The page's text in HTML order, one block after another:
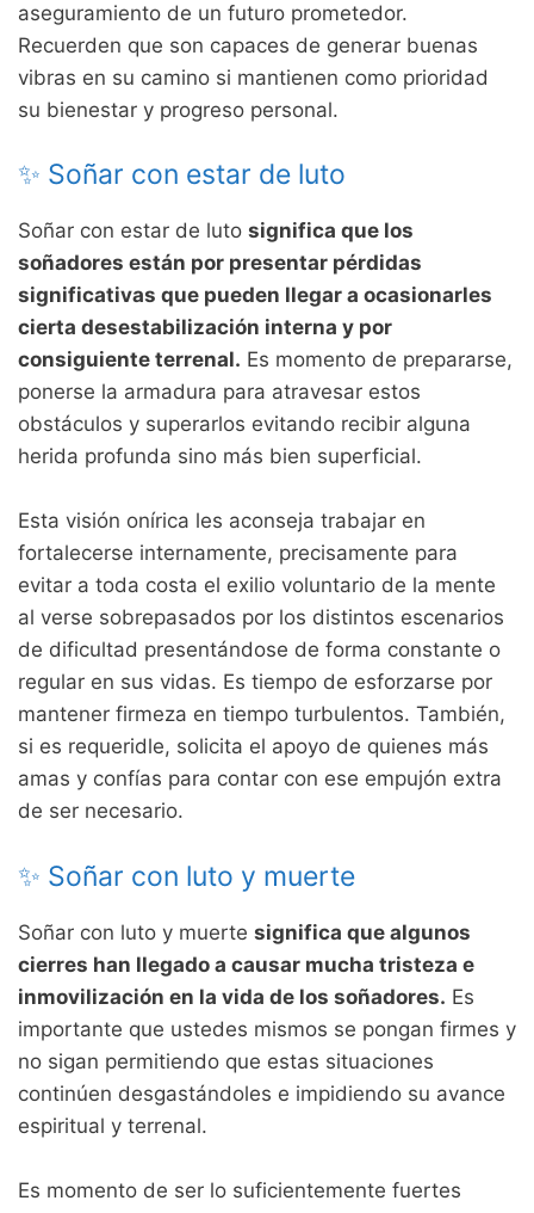
aseguramiento de un futuro prometedor.
Recuerden que son capaces de generar buenas
vibras en su camino si mantienen como prioridad
su bienestar y progreso personal.
✨ Soñar con estar de luto
Soñar con estar de luto significa que los
soñadores están por presentar pérdidas
significativas que pueden llegar a ocasionarles
cierta desestabilización interna y por
consiguiente terrenal. Es momento de prepararse,
ponerse la armadura para atravesar estos
obstáculos y superarlos evitando recibir alguna
herida profunda sino más bien superficial.
Esta visión onírica les aconseja trabajar en
fortalecerse internamente, precisamente para
evitar a toda costa el exilio voluntario de la mente
al verse sobrepasados por los distintos escenarios
de dificultad presentándose de forma constante o
regular en sus vidas. Es tiempo de esforzarse por
mantener firmeza en tiempo turbulentos. También,
si es requeridle, solicita el apoyo de quienes más
amas y confías para contar con ese empujón extra
de ser necesario.
✨ Soñar con luto y muerte
Soñar con luto y muerte significa que algunos
cierres han llegado a causar mucha tristeza e
inmovilización en la vida de los soñadores. Es
importante que ustedes mismos se pongan firmes y
no sigan permitiendo que estas situaciones
continúen desgastándoles e impidiendo su avance
espiritual y terrenal.
Es momento de ser lo suficientemente fuertes